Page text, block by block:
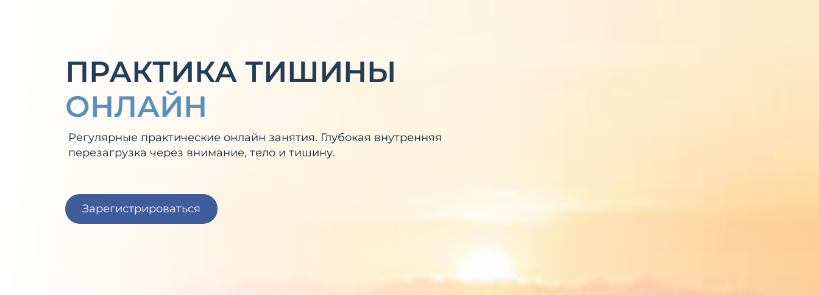
ПРАКТИКА ТИШИНЫ
ОНЛАЙН
Регулярные практические онлайн занятия. Глубокая внутренняя
перезагрузка через внимание, тело и тишину.
Зарегистрироваться